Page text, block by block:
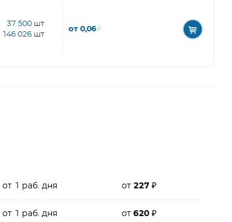
37 500 шт
146 026 шт
от 0,06₽
от 1 раб. дня от227₽
от 1 раб. дня от620₽